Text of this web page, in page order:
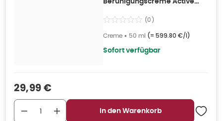
Beruhigungscreme Active
(0)
Creme • 50 ml (= 599.80 €/l)
Sofort verfügbar
Verkaufspreis
29,99 €
In den Warenkorb